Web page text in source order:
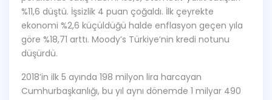
%11,6 düştü. İşsizlik 4 puan çoğaldı. İlk çeyrekte
ekonomi %2,6 küçüldüğü halde enflasyon geçen yıla
göre %18,71 arttı. Moody’s Türkiye’nin kredi notunu
düşürdü.
2018’in ilk 5 ayında 198 milyon lira harcayan
Cumhurbaşkanlığı, bu yıl aynı dönemde 1 milyar 490